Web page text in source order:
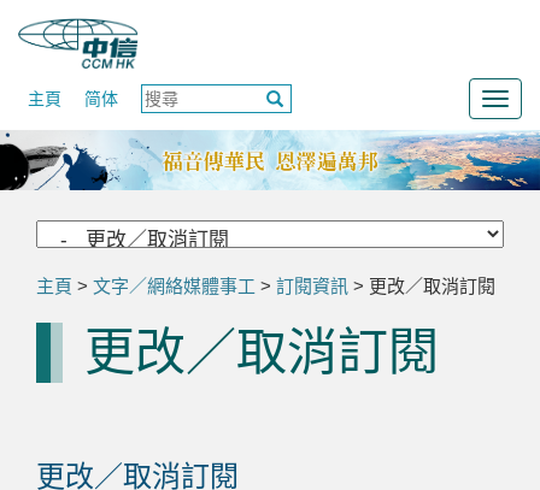
主頁 简体
主頁 > 文字／網絡媒體事工 > 訂閱資訊 > 更改／取消訂閱
更改／取消訂閱
更改／取消訂閱